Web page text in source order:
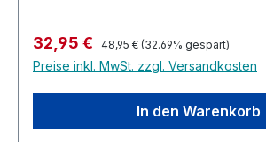
Verkaufspreis:
32,95 € Regulärer Preis:
48,95 € (32.69% gespart)
Preise inkl. MwSt. zzgl. Versandkosten
In den Warenkorb